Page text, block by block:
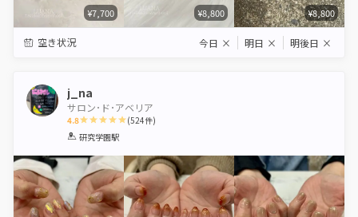
¥7,700 ¥8,800 ¥8,800
空き状況 今日 × 明日 × 明後日 ×
j_na
サロン･ド･アベリア
4.8
1 2 3 4 5
(524件)
研究学園駅